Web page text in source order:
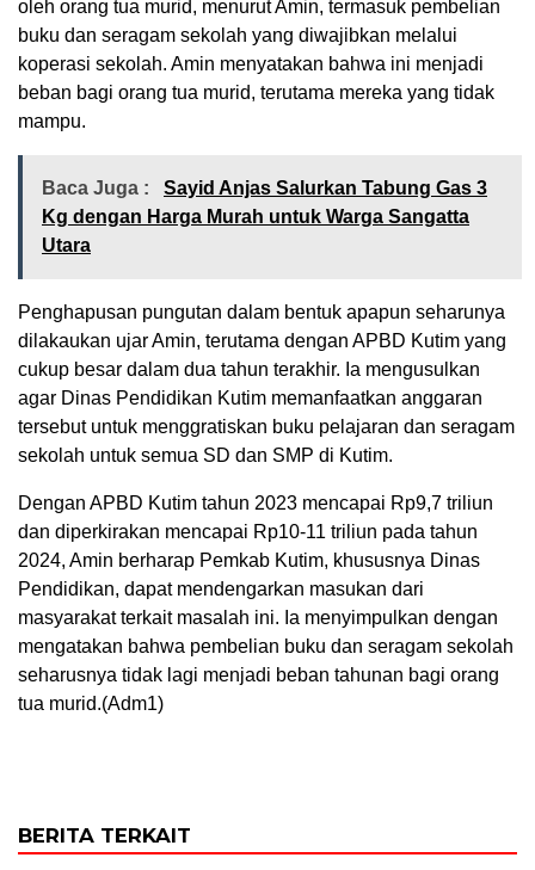
oleh orang tua murid, menurut Amin, termasuk pembelian
buku dan seragam sekolah yang diwajibkan melalui
koperasi sekolah. Amin menyatakan bahwa ini menjadi
beban bagi orang tua murid, terutama mereka yang tidak
mampu.
Baca Juga :
Sayid Anjas Salurkan Tabung Gas 3
Kg dengan Harga Murah untuk Warga Sangatta
Utara
Penghapusan pungutan dalam bentuk apapun seharunya
dilakaukan ujar Amin, terutama dengan APBD Kutim yang
cukup besar dalam dua tahun terakhir. Ia mengusulkan
agar Dinas Pendidikan Kutim memanfaatkan anggaran
tersebut untuk menggratiskan buku pelajaran dan seragam
sekolah untuk semua SD dan SMP di Kutim.
Dengan APBD Kutim tahun 2023 mencapai Rp9,7 triliun
dan diperkirakan mencapai Rp10-11 triliun pada tahun
2024, Amin berharap Pemkab Kutim, khususnya Dinas
Pendidikan, dapat mendengarkan masukan dari
masyarakat terkait masalah ini. Ia menyimpulkan dengan
mengatakan bahwa pembelian buku dan seragam sekolah
seharusnya tidak lagi menjadi beban tahunan bagi orang
tua murid.(Adm1)
BERITA TERKAIT